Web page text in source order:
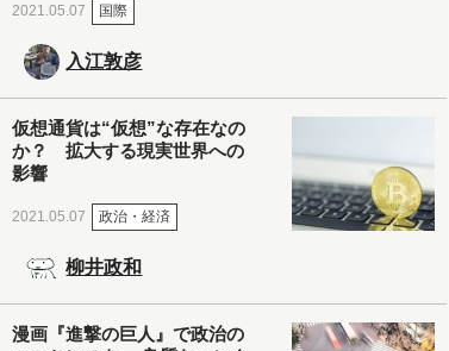
2021.05.07 国際
入江敦彦
仮想通貨は“仮想”な存在なの
か？ 拡大する現実世界への
影響
2021.05.07 政治・経済
柳井政和
漫画『進撃の巨人』で政治の